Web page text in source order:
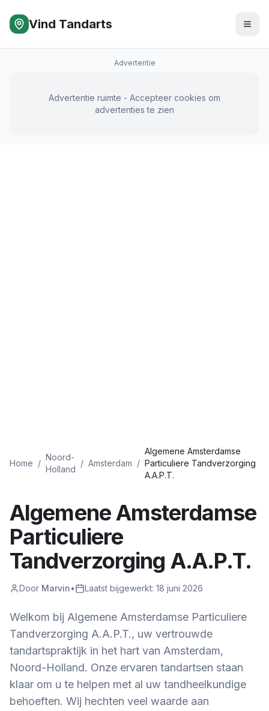
Vind Tandarts
Advertentie
Advertentie ruimte - Accepteer cookies om
advertenties te zien
Home /
Noord-
Holland
/ Amsterdam /
Algemene Amsterdamse
Particuliere Tandverzorging
A.A.P.T.
Algemene Amsterdamse
Particuliere
Tandverzorging A.A.P.T.
Door Marvin• Laatst bijgewerkt: 18 juni 2026
Welkom bij Algemene Amsterdamse Particuliere
Tandverzorging A.A.P.T., uw vertrouwde
tandartspraktijk in het hart van Amsterdam,
Noord-Holland. Onze ervaren tandartsen staan
klaar om u te helpen met al uw tandheelkundige
behoeften. Wij hechten veel waarde aan